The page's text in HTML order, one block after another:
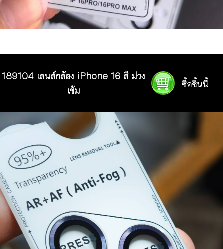
189104 เลนส์กล้อง iPhone 16 สี ม่วง
เข้ม